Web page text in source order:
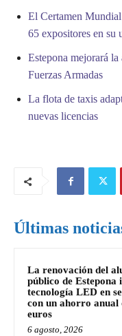
El Certamen Mundial
65 expositores en su
Estepona mejorará
Fuerzas Armadas
La flota de taxis
nuevas licencias
Últimas
La renovación del
público de Estepona
tecnología LED en
con un ahorro anual
euros
6 agosto, 2026